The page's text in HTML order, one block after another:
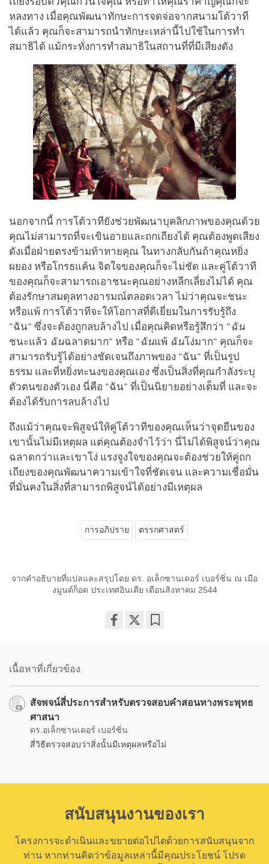
หลงทาง เมื่อคุณพัฒนาทักษะการจดจ่อจากสนามโต้วาที
ได้แล้ว คุณก็จะสามารถนำทักษะเหล่านี้ไปใช้ในการทำ
สมาธิได้ แม้กระทั่งการทำสมาธิในสถานที่ที่มีเสียงดัง
นอกจากนี้ การโต้วาทียังช่วยพัฒนาบุคลิกภาพของคุณด้วย
คุณไม่สามารถที่จะเขินอายและถกเถียงได้ คุณต้องพูดเสียง
ดังเมื่อฝ่ายตรงข้ามท้าทายคุณ ในทางกลับกันถ้าคุณหยิ่ง
ผยอง หรือโกรธแค้น จิตใจของคุณก็จะไม่ชัด และคู่โต้วาที
ของคุณก็จะสามารถเอาชนะคุณอย่างหลีกเลี่ยงไม่ได้ คุณ
ต้องรักษาสมดุลทางอารมณ์ตลอดเวลา ไม่ว่าคุณจะชนะ
หรือแพ้ การโต้วาทีจะให้โอกาสที่ดีเยี่ยมในการรับรู้ถึง
"ฉัน" ซึ่งจะต้องถูกลบล้างไป เมื่อคุณคิดหรือรู้สึกว่า "ฉัน
ชนะแล้ว ฉันฉลาดมาก" หรือ "ฉันแพ้ ฉันโง่มาก" คุณก็จะ
สามารถรับรู้ได้อย่างชัดเจนถึงภาพของ "ฉัน" ที่เป็นรูป
ธรรม และที่หยิ่งทะนงของคุณเอง ซึ่งเป็นสิ่งที่คุณกำลังระบุ
ตัวตนของตัวเอง นี่คือ "ฉัน" ที่เป็นนิยายอย่างเต็มที่ และจะ
ต้องได้รับการลบล้างไป
ถึงแม้ว่าคุณจะพิสูจน์ให้คู่โต้วาทีของคุณเห็นว่าจุดยืนของ
เขานั้นไม่มีเหตุผล แต่คุณต้องจำไว้ว่า นี่ไม่ได้พิสูจน์ว่าคุณ
ฉลาดกว่าและเขาโง่ แรงจูงใจของคุณจะต้องช่วยให้คู่ถก
เถียงของคุณพัฒนาความเข้าใจที่ชัดเจน และความเชื่อมั่น
ที่มั่นคงในสิ่งที่สามารถพิสูจน์ได้อย่างมีเหตุผล
การอภิปราย ตรรกศาสตร์
จากคำอธิบายที่แปลและสรุปโดย ดร. อเล็กซานเดอร์ เบอร์ซิ่น ณ เมือ
งมูนด์ก็อด ประเทศอินเดีย เดือนสิงหาคม 2544
เนื้อหาที่เกี่ยวข้อง
สัจพจน์สี่ประการสำหรับตรวจสอบคำสอนทางพระพุทธ
ศาสนา
ดร.อเล็กซานเดอร์ เบอร์ซิ่น
สี่วิธีตรวจสอบว่าสิ่งนั้นมีเหตุผลหรือไม่
สนับสนุนงานของเรา
โครงการจะดำเนินและขยายต่อไปไดด้วยการสนับสนุนจาก
ท่าน หากท่านคิดว่าข้อมูลเหล่านี้มีคุณประโยชน์ โปรด